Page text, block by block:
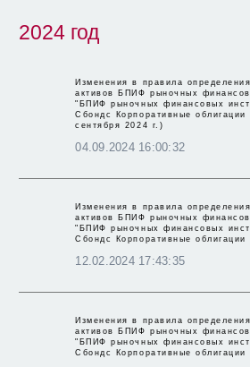
Изменения в правила
активов БПИФ рыночных
"БПИФ рыночных финансовых
Сбондс Корпоративные
сентября 2024 г.)
04.09.2024 16:00:32
Изменения в правила
активов БПИФ рыночных
"БПИФ рыночных финансовых
Сбондс Корпоративные облигации
12.02.2024 17:43:35
Изменения в правила
активов БПИФ рыночных
"БПИФ рыночных финансовых
Сбондс Корпоративные облигации